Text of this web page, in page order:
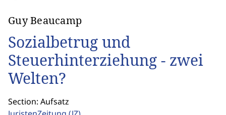
Guy Beaucamp
Sozialbetrug und
Steuerhinterziehung - zwei
Welten?
Section: Aufsatz